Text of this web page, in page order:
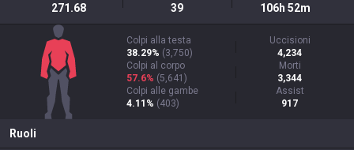
271.68 39 106h 52m
Colpi alla testa
38.29% (3,750)
Uccisioni
4,234
Colpi al corpo
57.6% (5,641 )
Morti
3,344
Colpi alle gambe
4.11% (403)
Assist
917
Ruoli